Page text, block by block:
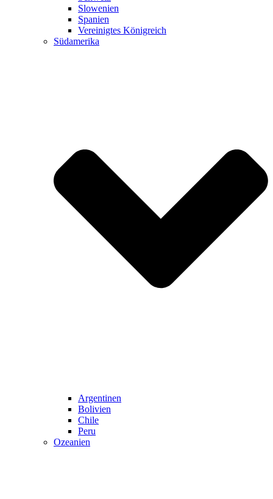
Slowenien
Spanien
Vereinigtes Königreich
Südamerika
Argentinen
Bolivien
Chile
Peru
Ozeanien